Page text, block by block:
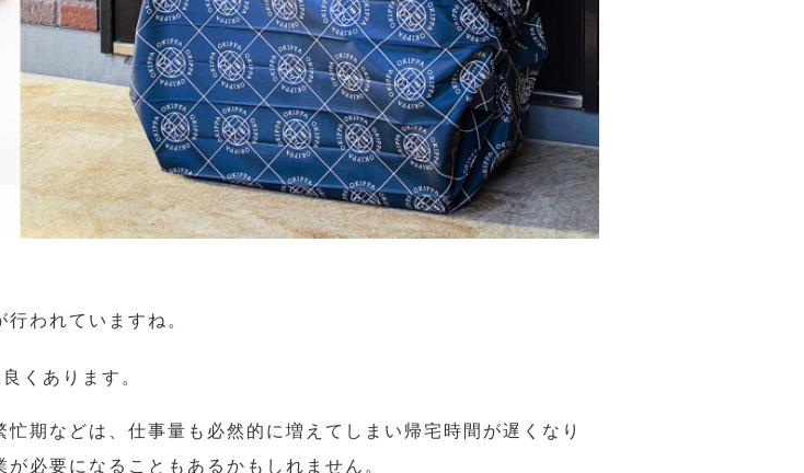
われていますね。
くあります。
期などは、仕事量も必然的に増えてしまい帰宅時間が遅くなり
必要になることもあるかもしれません。